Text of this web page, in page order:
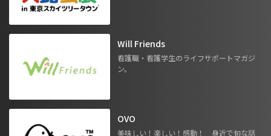
Will Friends
看護職・看護学生のライフサポートマガジ
ン。
OVO
美味しい！楽しい！感動！ 身近で旬な話